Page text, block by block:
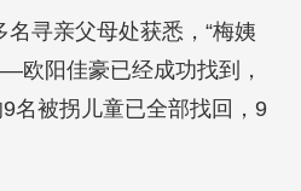
寻亲父母处获悉，“梅姨
欧阳佳豪已经成功找到，
名被拐儿童已全部找回，9